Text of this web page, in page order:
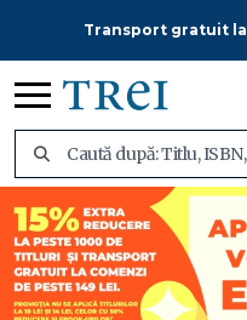
Transport gratuit